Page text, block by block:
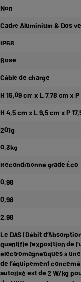
Non
Cadre Aluminium & Dos
IP68
Rose
Câble de charge
H 16,09 cm x L 7,78 cm x
H 4,5 cm x L 9,5 cm x P
201g
0,3kg
Reconditionné grade Éco
0,98
0,98
2,98
Le DAS (Débit
quantifie l’exposition de
électromagnétiques à
de l’équipement
autorisé est de 2 W/kg